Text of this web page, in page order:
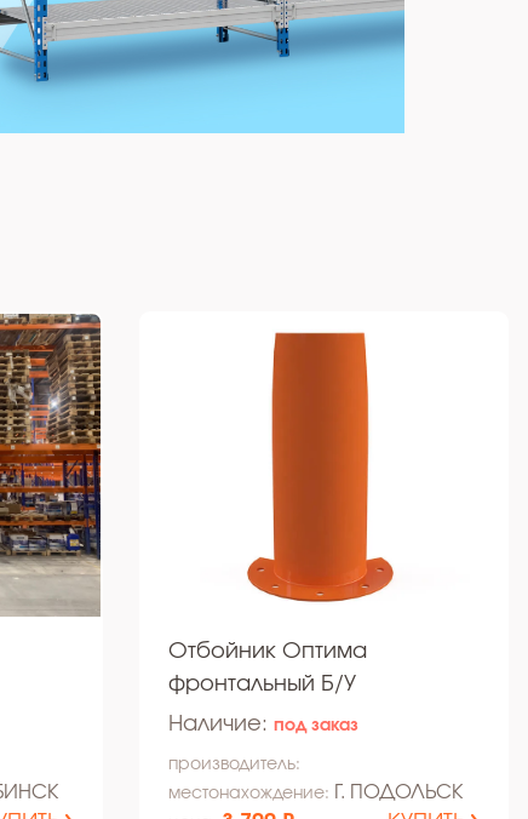
Отбойник Оптима
фронтальный Б/У
Наличие: под заказ
производитель:
местонахождение:
Г. ПОДОЛЬСК